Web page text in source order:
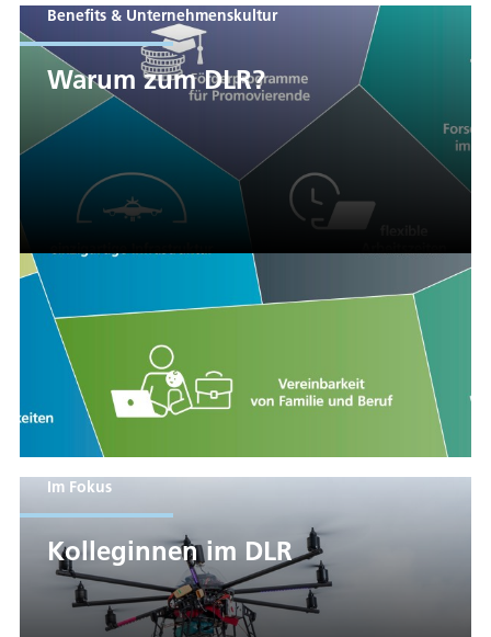
Benefits & Unternehmenskultur
Warum zum DLR?
Im Fokus
Kolleginnen im DLR